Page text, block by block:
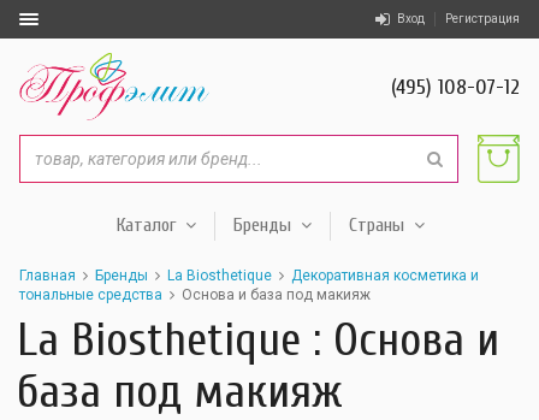
Вход Регистрация
(495) 108-07-12
Каталог Бренды Страны
Главная Бренды La Biosthetique
Декоративная косметика и
тональные средства
Основа и база под макияж
La Biosthetique : Основа и
база под макияж